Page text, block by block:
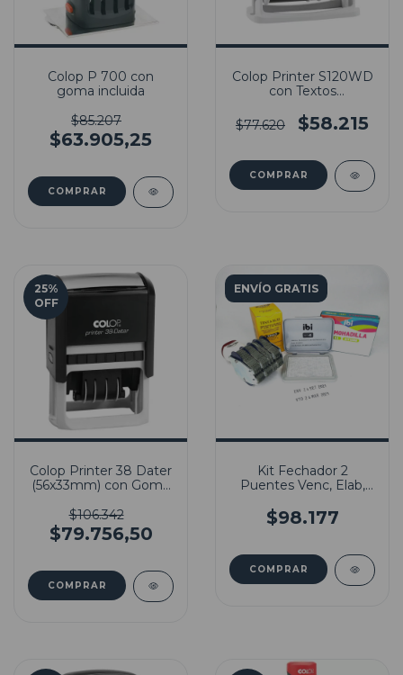
Colop P 700 con
goma incluida
$85.207
$63.905,25
Colop Printer S120WD
con Textos
$77.620
$58.215
25%
OFF
Colop Printer 38 Dater
(56x33mm) con Goma
$106.342
$79.756,50
ENVÍO GRATIS
Kit Fechador 2
Puentes Venc, Elab,
Indeleble
$98.177